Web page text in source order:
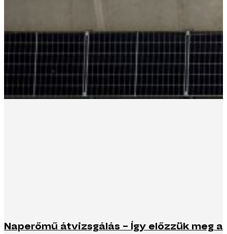
Naperőmű átvizsgálás – Így előzzük meg a